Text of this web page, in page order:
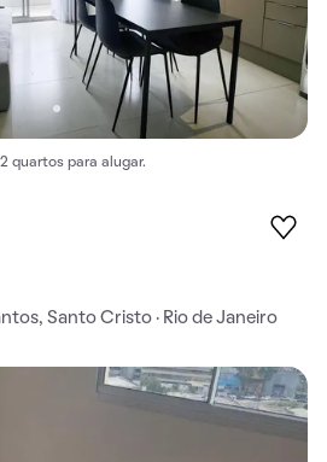
quartos para alugar.
Santo Cristo · Rio de Janeiro